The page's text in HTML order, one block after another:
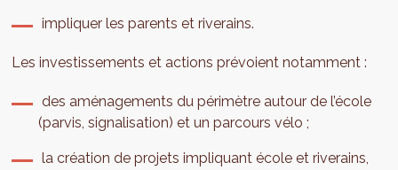
impliquer les parents et riverains.
Les investissements et actions prévoient notamment :
des aménagements du périmètre autour de l’école
(parvis, signalisation) et un parcours vélo ;
la création de projets impliquant école et riverains,